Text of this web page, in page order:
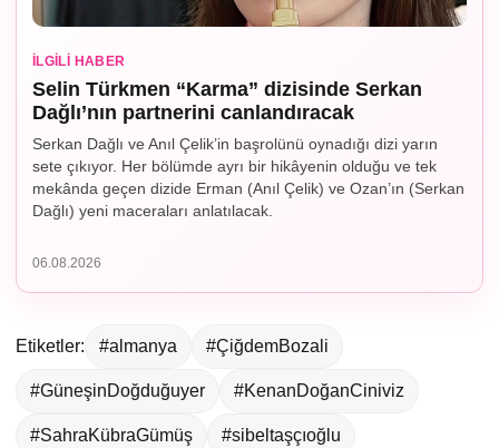
İLGILI HABER
Selin Türkmen “Karma” dizisinde Serkan
Dağlı’nın partnerini canlandıracak
Serkan Dağlı ve Anıl Çelik’in başrolünü oynadığı dizi yarın
sete çıkıyor. Her bölümde ayrı bir hikâyenin olduğu ve tek
mekânda geçen dizide Erman (Anıl Çelik) ve Ozan’ın (Serkan
Dağlı) yeni maceraları anlatılacak.
06.08.2026
Etiketler: #almanya #ÇiğdemBozali
#GüneşinDoğduğuyer #KenanDoğanCiniviz
#SahraKübraGümüş #sibeltaşçıoğlu